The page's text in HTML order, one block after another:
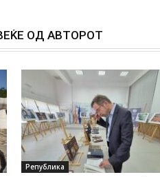
ОД АВТОРОТ
Република